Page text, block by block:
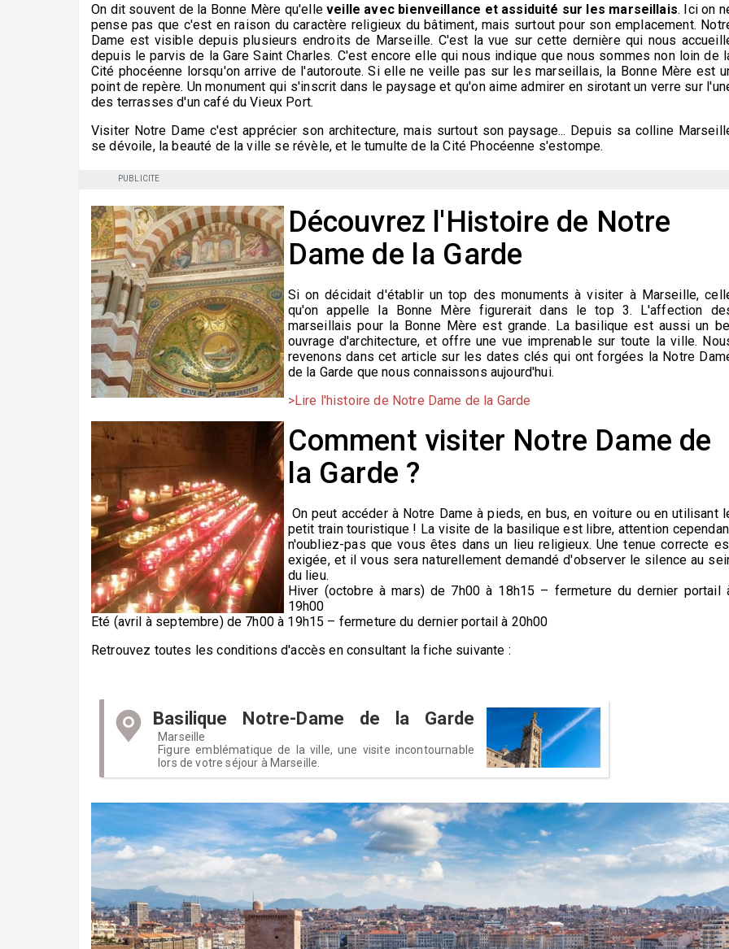
On dit souvent de la Bonne Mère qu'elleveille avec bienveillance et assiduité sur les marseillais. Ici on
pense pas que c'est en raison du caractère religieux du bâtiment, mais surtout pour son emplacement.
Dame est visible depuis plusieurs endroits de Marseille. C'est la vue sur cette dernière qui nous
depuis le parvis de la Gare Saint Charles. C'est encore elle qui nous indique que nous sommes non loin de
Cité phocéenne lorsqu'on arrive de l'autoroute. Si elle ne veille pas sur les marseillais, la Bonne Mère est
point de repère. Un monument qui s'inscrit dans le paysage et qu'on aime admirer en sirotant un verre sur
des terrasses d'un café du Vieux Port.
Visiter Notre Dame c'est apprécier son architecture, mais surtout son paysage... Depuis sa colline
se dévoile, la beauté de la ville se révèle, et le tumulte de la Cité Phocéenne s'estompe.
PUBLICITE
Découvrez l'Histoire de Notre
Dame de la Garde
Si on décidait d'établir un top des monuments à visiter à Marseille,
qu'on appelle la Bonne Mère figurerait dans le top 3. L'affection
marseillais pour la Bonne Mère est grande. La basilique est aussi un
ouvrage d'architecture, et offre une vue imprenable sur toute la ville.
revenons dans cet article sur les dates clés qui ont forgées la Notre
de la Garde que nous connaissons aujourd'hui.
>Lire l'histoire de Notre Dame de la Garde
Comment visiter Notre Dame de
la Garde ?
On peut accéder à Notre Dame à pieds, en bus, en voiture ou en utilisant
petit train touristique ! La visite de la basilique est libre, attention
n'oubliez-pas que vous êtes dans un lieu religieux. Une tenue correcte
exigée, et il vous sera naturellement demandé d'observer le silence au
du lieu.
Hiver (octobre à mars) de 7h00 à 18h15 – fermeture du dernier portail
19h00
Eté (avril à septembre) de 7h00 à 19h15 – fermeture du dernier portail à 20h00
Retrouvez toutes les conditions d'accès en consultant la fiche suivante :
Basilique Notre-Dame de la Garde
Marseille
Figure emblématique de la ville, une visite incontournable
lors de votre séjour à Marseille.